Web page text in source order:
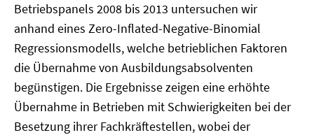
Betriebspanels 2008 bis 2013 untersuchen wir
anhand eines Zero-Inflated-Negative-Binomial
Regressionsmodells, welche betrieblichen Faktoren
die Übernahme von Ausbildungsabsolventen
begünstigen. Die Ergebnisse zeigen eine erhöhte
Übernahme in Betrieben mit Schwierigkeiten bei der
Besetzung ihrer Fachkräftestellen, wobei der